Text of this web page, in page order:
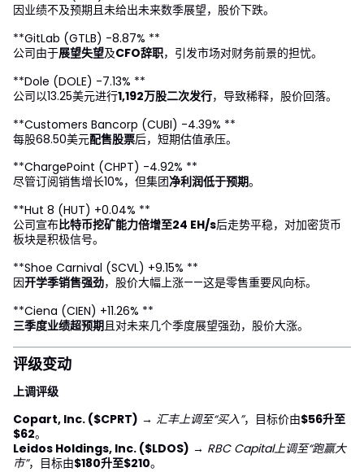
因业绩不及预期且未给出未来数季展望，股价下跌。
**GitLab (GTLB) -8.87% **
公司由于展望失望及CFO辞职，引发市场对财务前景的担忧。
**Dole (DOLE) -7.13% **
公司以13.25美元进行1,192万股二次发行，导致稀释，股价回落。
**Customers Bancorp (CUBI) -4.39% **
每股68.50美元配售股票后，短期估值承压。
**ChargePoint (CHPT) -4.92% **
尽管订阅销售增长10%，但集团净利润低于预期。
**Hut 8 (HUT) +0.04% **
公司宣布比特币挖矿能力倍增至24 EH/s后走势平稳，对加密货币
板块是积极信号。
**Shoe Carnival (SCVL) +9.15% **
因开学季销售强劲，股价大幅上涨——这是零售重要风向标。
**Ciena (CIEN) +11.26% **
三季度业绩超预期且对未来几个季度展望强劲，股价大涨。
评级变动
上调评级
Copart, Inc. ($CPRT) → 汇丰上调至“买入”，目标价由$56升至
$62。
Leidos Holdings, Inc. ($LDOS) → RBC Capital上调至“跑赢大
市”，目标由$180升至$210。